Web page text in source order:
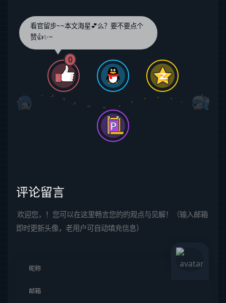
看官留步~~本文海星💕么？要不要点个
赞👍✨~
0
评论留言
欢迎您，！您可以在这里畅言您的的观点与见解！（输入邮箱
即时更新头像，老用户可自动填充信息）